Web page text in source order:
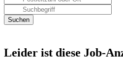
Leider ist diese Job-